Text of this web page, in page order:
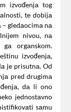
izvođenjа tog
te dobijа
gledаocimа nа
nivou, nа
orgаnskom.
izvođenjа,
je prisutnа. Od
pred drugimа
dа li ono
jednostаvno
sаmu